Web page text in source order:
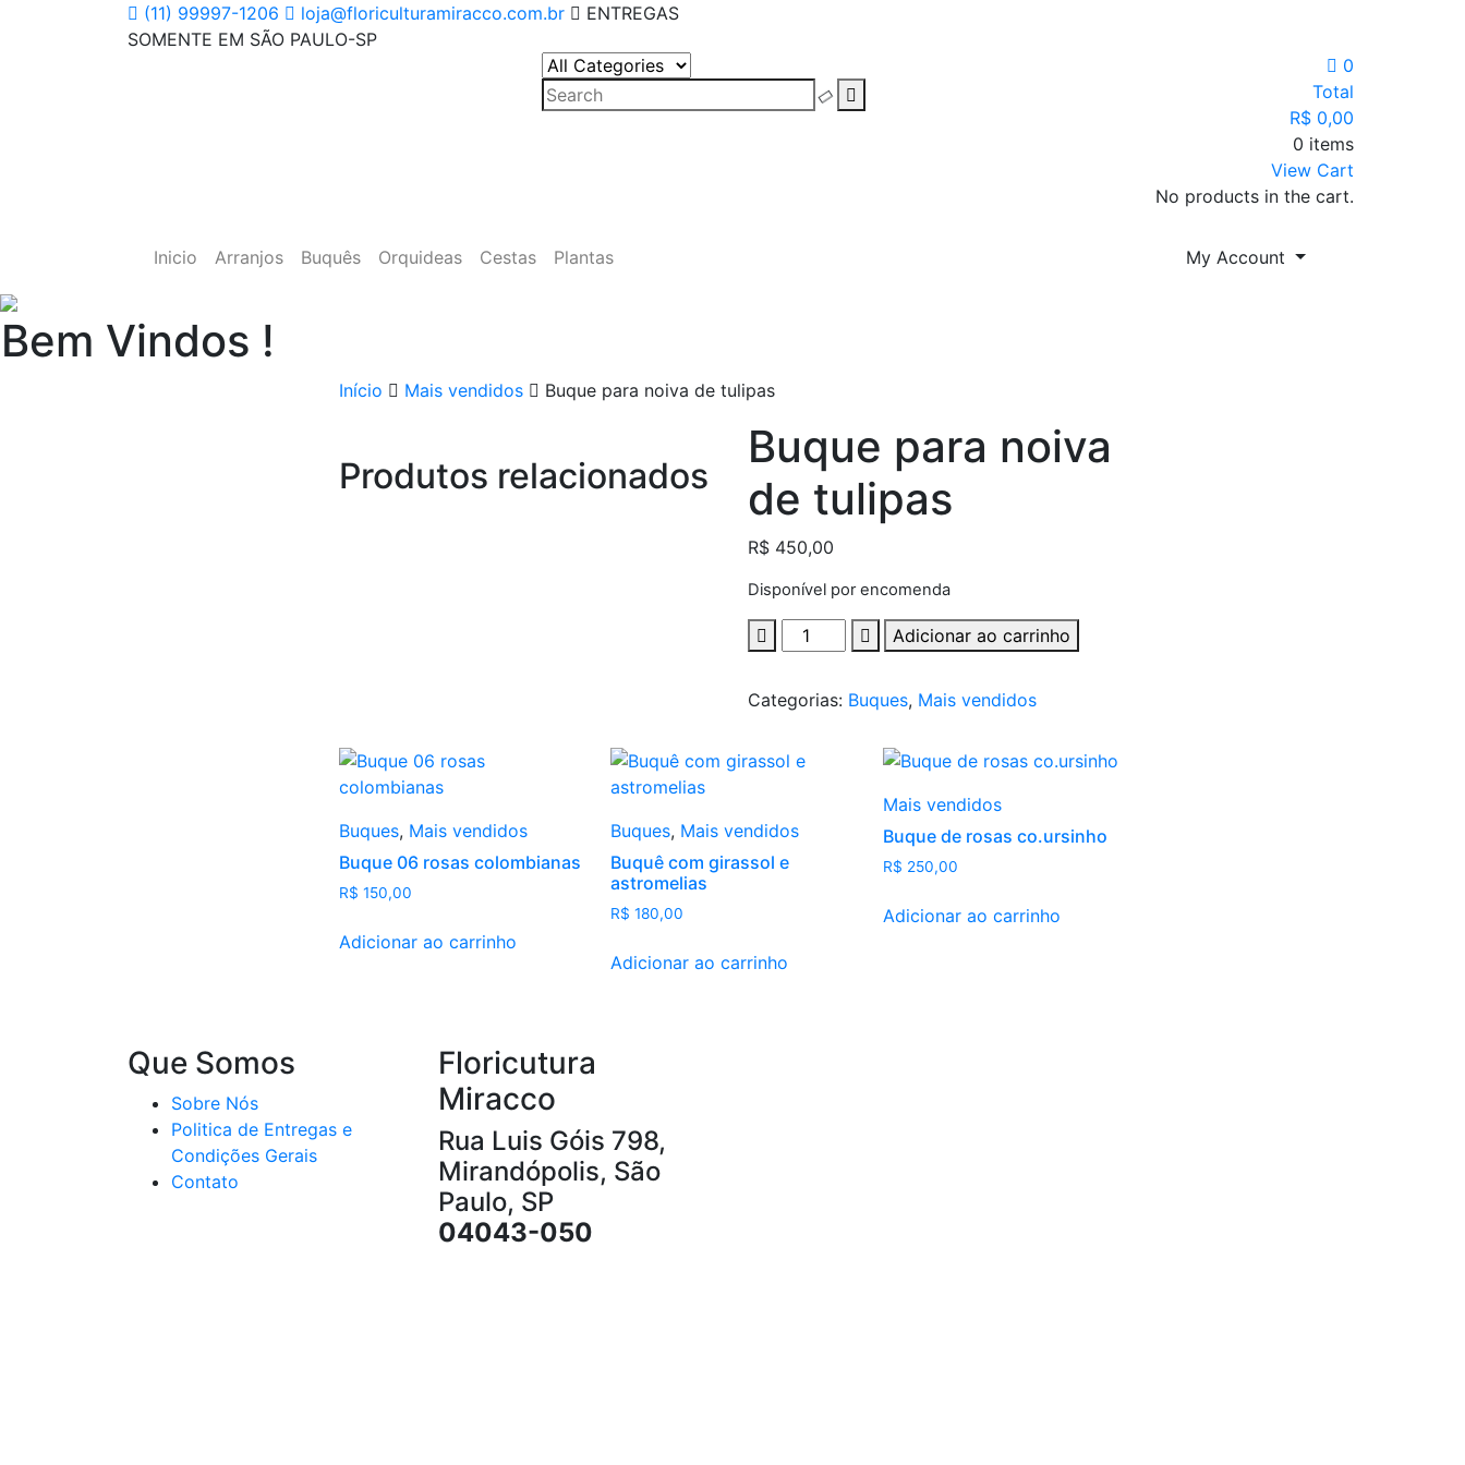
(11) 99997-1206 loja@floriculturamiracco.com.br
ENTREGAS
SOMENTE EM SÃO PAULO-SP
0
Total
R$ 0,00
0 items
View Cart
No products in the cart.
Inicio Arranjos Buquês Orquideas Cestas Plantas My Account
Bem Vindos !
Início Mais vendidos Buque para noiva de tulipas
Buque para noiva
de tulipas
R$ 450,00
Disponível por encomenda
Buque
para
de
quantity
Adicionar ao carrinho
Categorias: Buques, Mais vendidos
Produtos relacionados
Buques, Mais vendidos
Buque 06 rosas colombianas
R$ 150,00
Adicionar ao carrinho
Buques, Mais vendidos
Buquê com girassol e
astromelias
R$ 180,00
Adicionar ao carrinho
Mais vendidos
Buque de rosas co.ursinho
R$ 250,00
Adicionar ao carrinho
Que Somos
Sobre Nós
Politica de Entregas e
Condições Gerais
Contato
Floricutura
Miracco
Rua Luis Góis 798,
Mirandópolis, São
Paulo, SP
04043-050